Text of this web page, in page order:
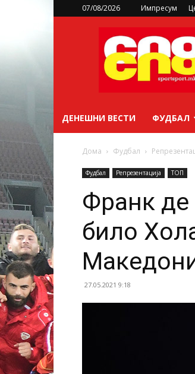
07/08/2026 Импресум
sportsport.mk
ДЕНЕШНИ ВЕСТИ ФУДБАЛ
Дома Фудбал
Фудбал Репрезентација ТОП
Франк
било
27.05.2021 9:18